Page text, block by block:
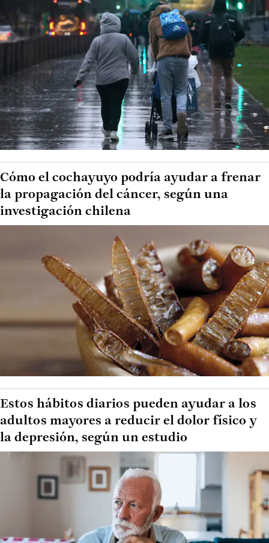
Cómo el cochayuyo podría ayudar a frenar
la propagación del cáncer, según una
investigación chilena
Estos hábitos diarios pueden ayudar a los
adultos mayores a reducir el dolor físico y
la depresión, según un estudio